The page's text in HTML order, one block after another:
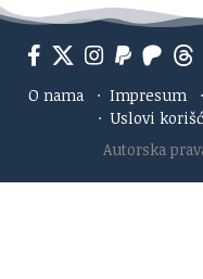
O nama · Impresum ·
· Uslovi
Autorska